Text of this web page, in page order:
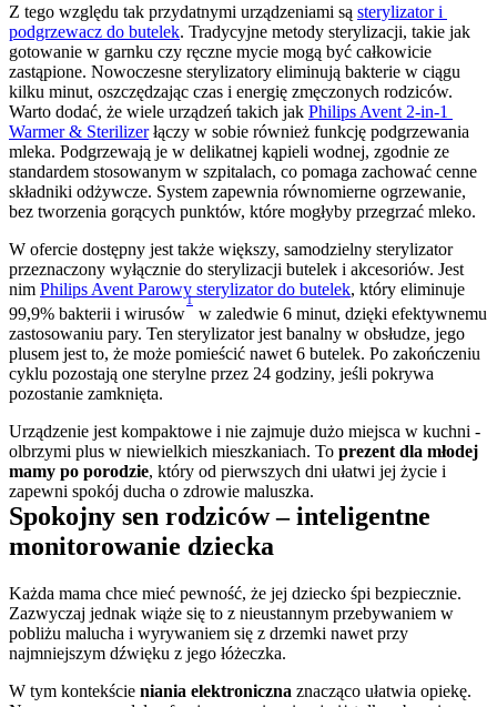
Z tego względu tak przydatnymi urządzeniami są sterylizator i
podgrzewacz do butelek. Tradycyjne metody sterylizacji, takie jak
gotowanie w garnku czy ręczne mycie mogą być całkowicie
zastąpione. Nowoczesne sterylizatory eliminują bakterie w ciągu
kilku minut, oszczędzając czas i energię zmęczonych rodziców.
Warto dodać, że wiele urządzeń takich jak Philips Avent 2-in-1
Warmer & Sterilizer łączy w sobie również funkcję podgrzewania
mleka. Podgrzewają je w delikatnej kąpieli wodnej, zgodnie ze
standardem stosowanym w szpitalach, co pomaga zachować cenne
składniki odżywcze. System zapewnia równomierne ogrzewanie,
bez tworzenia gorących punktów, które mogłyby przegrzać mleko.
W ofercie dostępny jest także większy, samodzielny sterylizator
przeznaczony wyłącznie do sterylizacji butelek i akcesoriów. Jest
nim Philips Avent Parowy sterylizator do butelek, który eliminuje
99,9% bakterii i wirusów
1
w zaledwie 6 minut, dzięki efektywnemu
zastosowaniu pary. Ten sterylizator jest banalny w obsłudze, jego
plusem jest to, że może pomieścić nawet 6 butelek. Po zakończeniu
cyklu pozostają one sterylne przez 24 godziny, jeśli pokrywa
pozostanie zamknięta.
Urządzenie jest kompaktowe i nie zajmuje dużo miejsca w kuchni -
olbrzymi plus w niewielkich mieszkaniach. To prezent dla młodej
mamy po porodzie, który od pierwszych dni ułatwi jej życie i
zapewni spokój ducha o zdrowie maluszka.
Spokojny sen rodziców – inteligentne
monitorowanie dziecka
Każda mama chce mieć pewność, że jej dziecko śpi bezpiecznie.
Zazwyczaj jednak wiąże się to z nieustannym przebywaniem w
pobliżu malucha i wyrywaniem się z drzemki nawet przy
najmniejszym dźwięku z jego łóżeczka.
W tym kontekście niania elektroniczna znacząco ułatwia opiekę.